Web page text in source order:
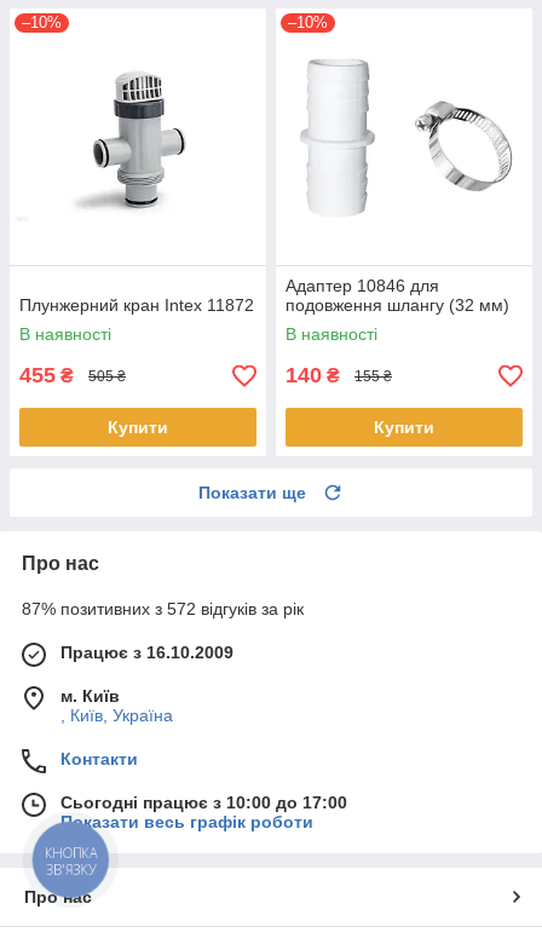
–10%
Плунжерний кран Intex 11872
В наявності
455 ₴ 505 ₴
Купити
–10%
Адаптер 10846 для
подовження шлангу (32 мм)
В наявності
140 ₴ 155 ₴
Купити
Показати ще
Про нас
87% позитивних з 572 відгуків за рік
Працює з 16.10.2009
м. Київ
, Київ, Україна
Контакти
Сьогодні працює з 10:00 до 17:00
Показати весь графік роботи
Про нас
КНОПКА
ЗВ'ЯЗКУ